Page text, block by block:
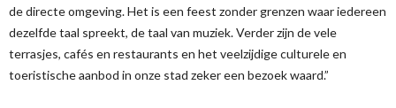
de directe omgeving. Het is een feest zonder grenzen waar iedereen
dezelfde taal spreekt, de taal van muziek. Verder zijn de vele
terrasjes, cafés en restaurants en het veelzijdige culturele en
toeristische aanbod in onze stad zeker een bezoek waard.”